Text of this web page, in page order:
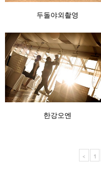
두돌야외촬영
한강오엔
< 1